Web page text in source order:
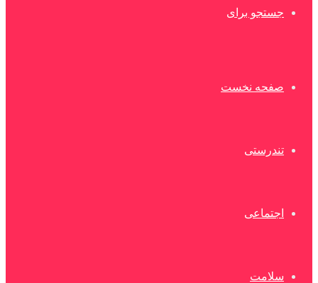
جستجو برای
صفحه نخست
تندرستی
اجتماعی
سلامت